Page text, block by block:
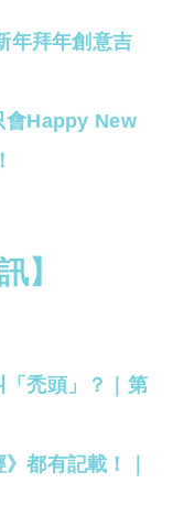
年拜年創意吉
會Happy New
】
禿頭」？｜第
都有記載！｜